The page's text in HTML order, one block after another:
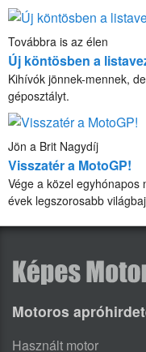
Továbbra is az élen
Új köntösben a
Kihívók jönnek-mennek,
géposztályt.
Jön a Brit Nagydíj
Visszatér a MotoGP!
Vége a közel egyhónapos
évek legszorosabb
Motoros
Használt motor